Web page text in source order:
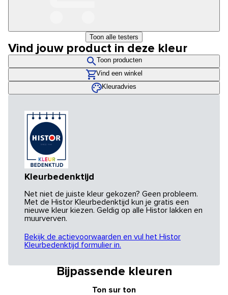
Toon alle testers
Vind jouw product in deze kleur
Toon producten
Vind een winkel
Kleuradvies
Kleurbedenktijd
Net niet de juiste kleur gekozen? Geen probleem.
Met de Histor Kleurbedenktijd kun je gratis een
nieuwe kleur kiezen. Geldig op alle Histor lakken en
muurverven.
Bekijk de actievoorwaarden en vul het Histor
Kleurbedenktijd formulier in.
Bijpassende kleuren
Ton sur ton